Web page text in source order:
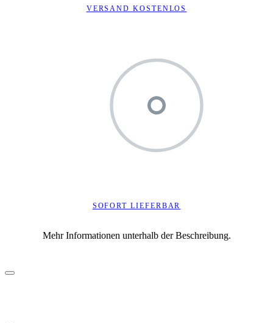
VERSAND KOSTENLOS
SOFORT LIEFERBAR
Mehr Informationen unterhalb der Beschreibung.